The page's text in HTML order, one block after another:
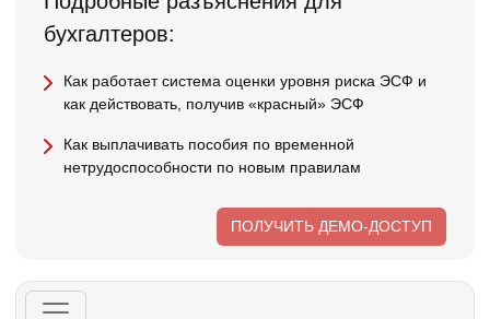
бухгалтеров:
Как работает система оценки уровня риска ЭСФ и
как действовать, получив «красный» ЭСФ
Как выплачивать пособия по временной
нетрудоспособности по новым правилам
ПОЛУЧИТЬ ДЕМО-ДОСТУП